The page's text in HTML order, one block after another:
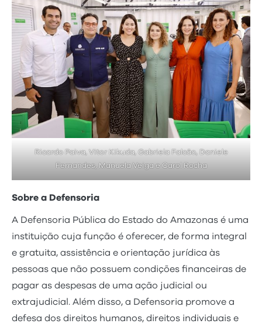
Ricardo Paiva, Vitor Kikuda, Gabriela Falcão, Daniele
Fernandes, Manuela Veiga e Carol Rocha
Sobre a Defensoria
A Defensoria Pública do Estado do Amazonas é uma
instituição cuja função é oferecer, de forma integral
e gratuita, assistência e orientação jurídica às
pessoas que não possuem condições financeiras de
pagar as despesas de uma ação judicial ou
extrajudicial. Além disso, a Defensoria promove a
defesa dos direitos humanos, direitos individuais e